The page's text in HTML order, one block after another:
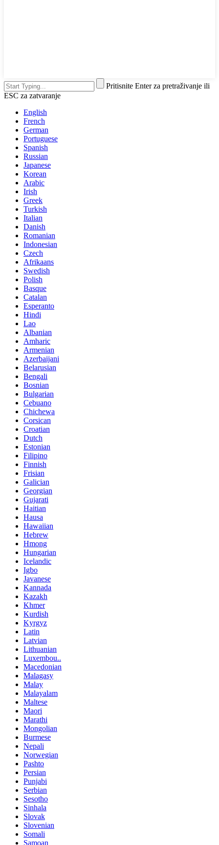
Pritisnite Enter za pretraživanje ili
ESC za zatvaranje
English
French
German
Portuguese
Spanish
Russian
Japanese
Korean
Arabic
Irish
Greek
Turkish
Italian
Danish
Romanian
Indonesian
Czech
Afrikaans
Swedish
Polish
Basque
Catalan
Esperanto
Hindi
Lao
Albanian
Amharic
Armenian
Azerbaijani
Belarusian
Bengali
Bosnian
Bulgarian
Cebuano
Chichewa
Corsican
Croatian
Dutch
Estonian
Filipino
Finnish
Frisian
Galician
Georgian
Gujarati
Haitian
Hausa
Hawaiian
Hebrew
Hmong
Hungarian
Icelandic
Igbo
Javanese
Kannada
Kazakh
Khmer
Kurdish
Kyrgyz
Latin
Latvian
Lithuanian
Luxembou..
Macedonian
Malagasy
Malay
Malayalam
Maltese
Maori
Marathi
Mongolian
Burmese
Nepali
Norwegian
Pashto
Persian
Punjabi
Serbian
Sesotho
Sinhala
Slovak
Slovenian
Somali
Samoan